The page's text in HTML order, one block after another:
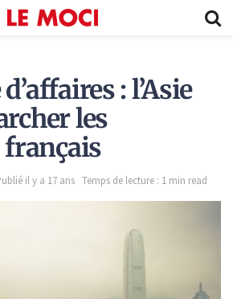
: l’Asie
les
français
il y a 17 ans Temps de lecture : 1 min read